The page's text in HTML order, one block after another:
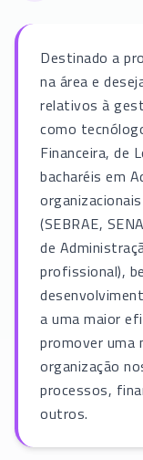
Destinado a
na área e
relativos à
como
Financeira, de
bacharéis em
(SEBRAE,
de
profissional),
a uma maior
promover uma
organização
processos,
outros.